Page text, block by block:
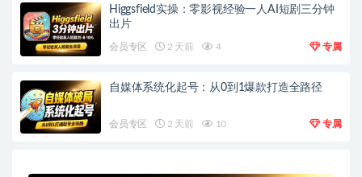
Higgsfield实操：零影视经验一人AI短剧三分钟
出片
会员专区 2 天前 4 专属
自媒体系统化起号：从0到1爆款打造全路径
会员专区 2 天前 10 专属